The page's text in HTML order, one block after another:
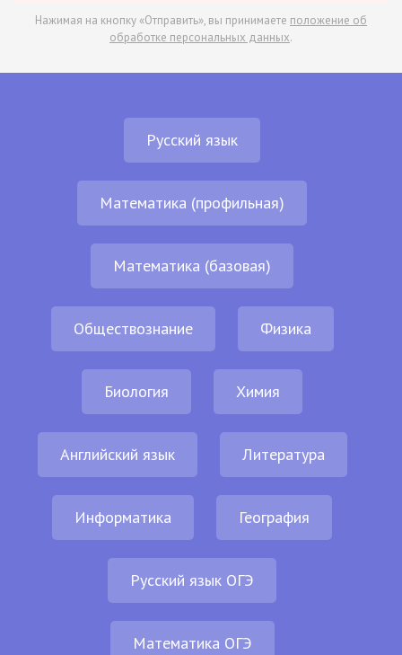
Нажимая на кнопку «Отправить», вы принимаете положение об
обработке персональных данных.
Русский язык
Математика (профильная)
Математика (базовая)
Обществознание Физика
Биология Химия
Английский язык Литература
Информатика География
Русский язык ОГЭ
Математика ОГЭ